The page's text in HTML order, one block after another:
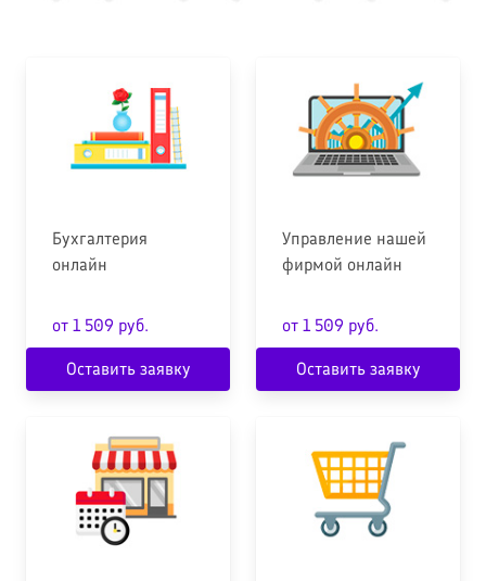
Бухгалтерия
онлайн
от 1 509 руб.
Оставить заявку
Управление нашей
фирмой онлайн
от 1 509 руб.
Оставить заявку